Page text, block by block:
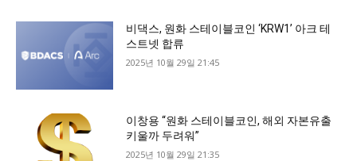
비댁스, 원화 스테이블코인 ‘KRW1’ 아크 테
스트넷 합류
2025년 10월 29일 21:45
이창용 “원화 스테이블코인, 해외 자본유출
키울까 두려워”
2025년 10월 29일 21:35